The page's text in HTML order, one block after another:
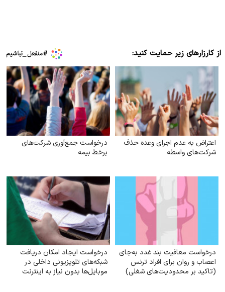
از کارزارهای زیر حمایت کنید:
اعتراض به عدم اجرای وعده حذف
شرکت‌های واسطه
درخواست جمع‌آوری شرکت‌های
برخط بیمه
درخواست معافیت بند غدد به‌جای
اعصاب و روان برای افراد ترنس
(تاکید بر محدودیت‌های شغلی)
درخواست ایجاد امکان دریافت
شبکه‌های تلویزیونی داخلی در
موبایل‌ها بدون نیاز به اینترنت